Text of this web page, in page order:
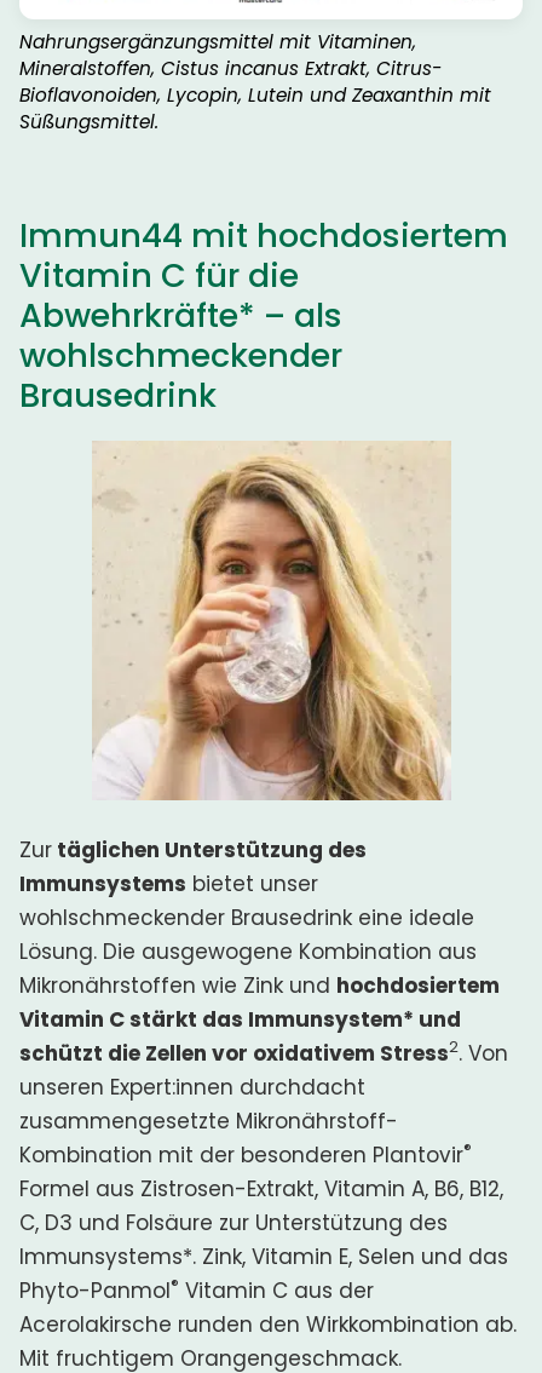
Nahrungsergänzungsmittel mit Vitaminen,
Mineralstoffen, Cistus incanus Extrakt, Citrus-
Bioflavonoiden, Lycopin, Lutein und Zeaxanthin mit
Süßungsmittel.
Immun44 mit hochdosiertem
Vitamin C für die
Abwehrkräfte* – als
wohlschmeckender
Brausedrink
Zur täglichen Unterstützung des
Immunsystems bietet unser
wohlschmeckender Brausedrink eine ideale
Lösung. Die ausgewogene Kombination aus
Mikronährstoffen wie Zink und hochdosiertem
Vitamin C stärkt das Immunsystem* und
schützt die Zellen vor oxidativem Stress2. Von
unseren Expert:innen durchdacht
zusammengesetzte Mikronährstoff-
Kombination mit der besonderen Plantovir®
Formel aus Zistrosen-Extrakt, Vitamin A, B6, B12,
C, D3 und Folsäure zur Unterstützung des
Immunsystems*. Zink, Vitamin E, Selen und das
Phyto-Panmol® Vitamin C aus der
Acerolakirsche runden den Wirkkombination ab.
Mit fruchtigem Orangengeschmack.